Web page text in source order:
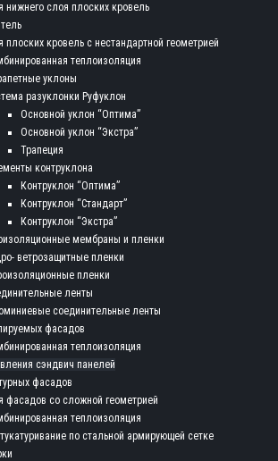
нижнего слоя плоских кровель
плоских кровель с нестандартной геометрией
теплоизоляция
уклоны
разуклонки Руфуклон
Основной уклон “Оптима”
Основной уклон “Экстра”
Трапеция
контруклона
Контруклон “Оптима”
Контруклон “Стандарт”
Контруклон “Экстра”
мембраны и пленки
ветрозащитные пленки
пленки
ленты
соединительные ленты
фасадов
теплоизоляция
сэндвич панелей
фасадов
фасадов со сложной геометрией
теплоизоляция
по стальной армирующей сетке